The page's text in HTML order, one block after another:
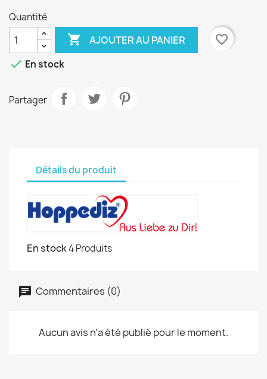
Quantité
 AJOUTER AU PANIER
favorite_border
 En stock
Partager
Détails du produit
En stock4 Produits
Commentaires (0)
Aucun avis n'a été publié pour le moment.